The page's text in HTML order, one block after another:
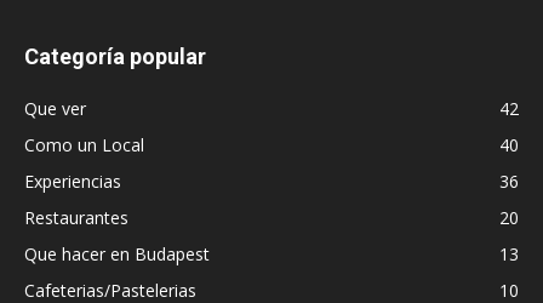
Categoría popular
Que ver
42
Como un Local
40
Experiencias
36
Restaurantes
20
Que hacer en Budapest
13
Cafeterias/Pastelerias
10